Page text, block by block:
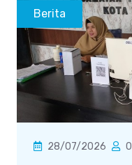
Berita
28/07/2026